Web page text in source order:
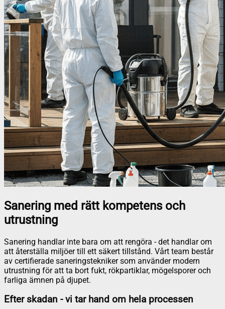
Sanering med rätt kompetens och
utrustning
Sanering handlar inte bara om att rengöra - det handlar om
att återställa miljöer till ett säkert tillstånd. Vårt team består
av certifierade saneringstekniker som använder modern
utrustning för att ta bort fukt, rökpartiklar, mögelsporer och
farliga ämnen på djupet.
Efter skadan - vi tar hand om hela processen